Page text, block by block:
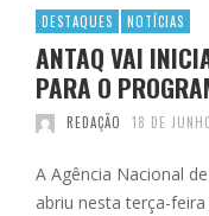
DESTAQUES NOTÍCIAS
ANTAQ VAI
PARA O
REDAÇÃO 18 DE
A Agência Nacional
abriu nesta terça-